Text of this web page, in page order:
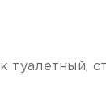
туалетный,